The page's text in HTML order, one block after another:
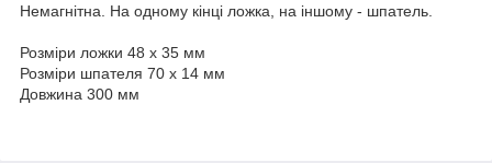
Немагнітна. На одному кінці ложка, на іншому - шпатель.
Розміри ложки 48 x 35 мм
Розміри шпателя 70 x 14 мм
Довжина 300 мм